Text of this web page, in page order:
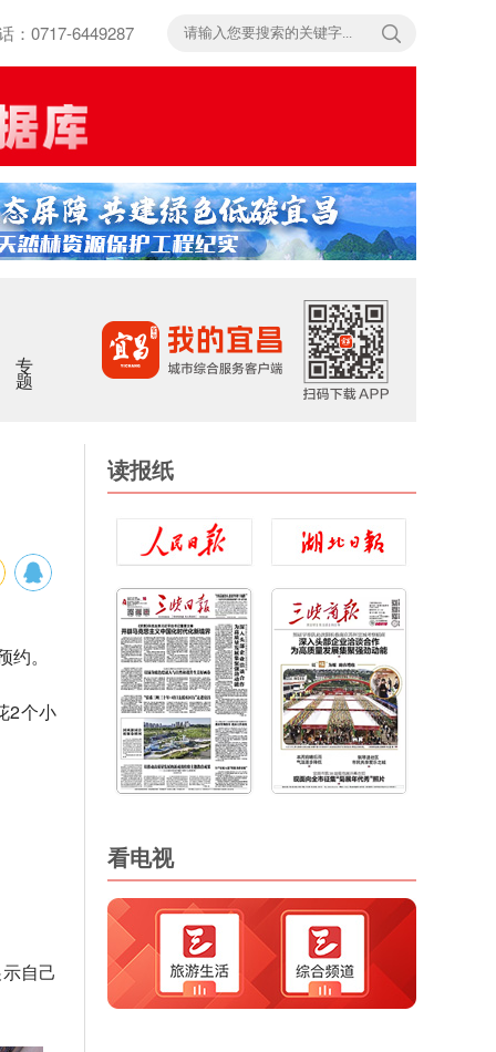
：0717-6449287
专题
。
2个小
自己
读报纸
看电视